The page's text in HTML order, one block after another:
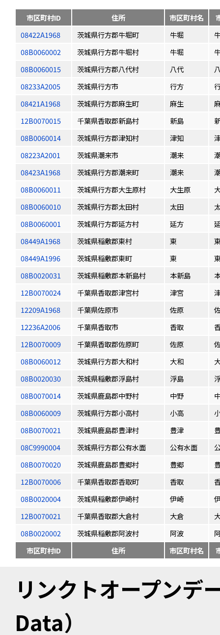
市区町村ID 住所 市区町村名
08422A1968
茨城県行方郡牛堀町 牛堀
08B0060002
茨城県行方郡牛堀村 牛堀
08B0060015
茨城県行方郡八代村 八代
08233A2005
茨城県行方市 行方
08421A1968
茨城県行方郡麻生町 麻生
12B0070015
千葉県香取郡新島村 新島
08B0060014
茨城県行方郡津知村 津知
08223A2001
茨城県潮来市 潮来
08423A1968
茨城県行方郡潮来町 潮来
08B0060011
茨城県行方郡大生原村 大生原
08B0060010
茨城県行方郡太田村 太田
08B0060001
茨城県行方郡延方村 延方
08449A1968
茨城県稲敷郡東村 東
08449A1996
茨城県稲敷郡東町 東
08B0020031
茨城県稲敷郡本新島村 本新島
12B0070024
千葉県香取郡津宮村 津宮
12209A1968
千葉県佐原市 佐原
12236A2006
千葉県香取市 香取
12B0070009
千葉県香取郡佐原町 佐原
08B0060012
茨城県行方郡大和村 大和
08B0020030
茨城県稲敷郡浮島村 浮島
08B0070014
茨城県鹿島郡中野村 中野
08B0060009
茨城県行方郡小高村 小高
08B0070021
茨城県鹿島郡豊津村 豊津
08C9990004
茨城県行方郡公有水面 公有水面
08B0070020
茨城県鹿島郡豊郷村 豊郷
12B0070006
千葉県香取郡香取町 香取
08B0020004
茨城県稲敷郡伊崎村 伊崎
12B0070021
千葉県香取郡大倉村 大倉
08B0020002
茨城県稲敷郡阿波村 阿波
市区町村ID
住所 市区町村名
リンクトオープン
Data）